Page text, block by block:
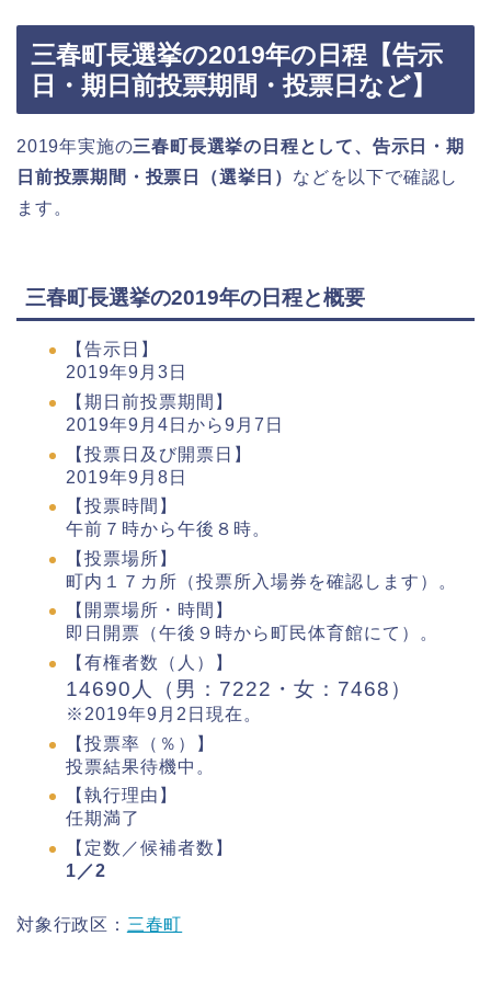
三春町長選挙の2019年の日程【告示
日・期日前投票期間・投票日など】
2019年実施の三春町長選挙の日程として、告示日・期
日前投票期間・投票日（選挙日） などを以下で確認し
ます。
三春町長選挙の2019年の日程と概要
【告示日】
2019年9月3日
【期日前投票期間】
2019年9月4日から9月7日
【投票日及び開票日】
2019年9月8日
【投票時間】
午前７時から午後８時。
【投票場所】
町内１７カ所（投票所入場券を確認します）。
【開票場所・時間】
即日開票（午後９時から町民体育館にて）。
【有権者数（人）】
14690人（男：7222・女：7468）
※2019年9月2日現在。
【投票率（％）】
投票結果待機中。
【執行理由】
任期満了
【定数／候補者数】
1／2
対象行政区： 三春町